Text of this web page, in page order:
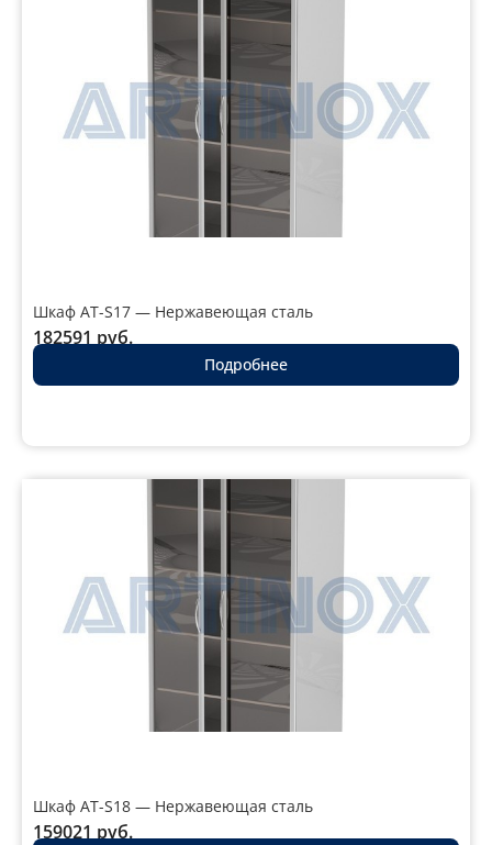
Шкаф AT-S17 — Нержавеющая сталь
182591 руб.
Подробнее
Шкаф AT-S18 — Нержавеющая сталь
159021 руб.